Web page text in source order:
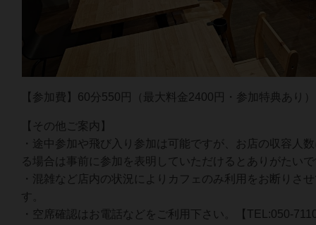
【参加費】60分550円（最大料金2400円・参加特典あり
【その他ご案内】
・途中参加や飛び入り参加は可能ですが、お店の収容人
る場合は事前に参加を表明していただけるとありがたい
・混雑など店内の状況によりカフェのみ利用をお断りさ
す。
・空席確認はお電話などをご利用下さい。【TEL:050-